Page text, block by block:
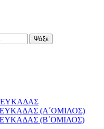
(Α΄ΟΜΙΛΟΣ)
(Β΄ΟΜΙΛΟΣ)